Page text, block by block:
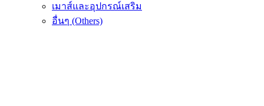
เมาส์และอุปกรณ์เสริม
อื่นๆ (Others)